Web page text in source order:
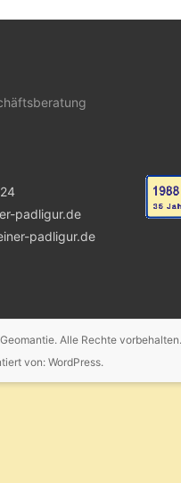
padligur.de
padligur.de
Geomantie. Alle Rechte
von: WordPress.